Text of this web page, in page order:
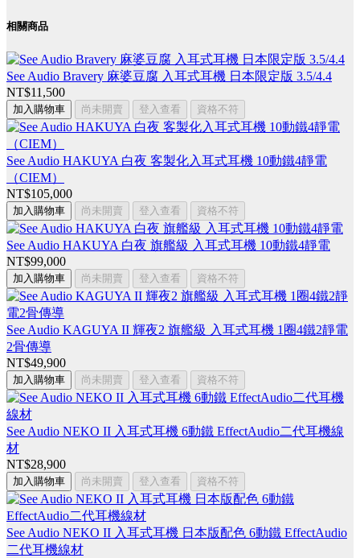
相關商品
See Audio Bravery 麻婆豆腐 入耳式耳機 日本限定版 3.5/4.4
NT$11,500
加入購物車 尚未開賣 登入查看 資格不符
See Audio HAKUYA 白夜 客製化入耳式耳機 10動鐵4靜電
（CIEM）
NT$105,000
加入購物車 尚未開賣 登入查看 資格不符
See Audio HAKUYA 白夜 旗艦級 入耳式耳機 10動鐵4靜電
NT$99,000
加入購物車 尚未開賣 登入查看 資格不符
See Audio KAGUYA II 輝夜2 旗艦級 入耳式耳機 1圈4鐵2靜電
2骨傳導
NT$49,900
加入購物車 尚未開賣 登入查看 資格不符
See Audio NEKO II 入耳式耳機 6動鐵 EffectAudio二代耳機線
材
NT$28,900
加入購物車 尚未開賣 登入查看 資格不符
See Audio NEKO II 入耳式耳機 日本版配色 6動鐵 EffectAudio
二代耳機線材